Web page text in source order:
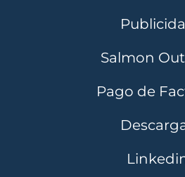
Salmon
Pago de